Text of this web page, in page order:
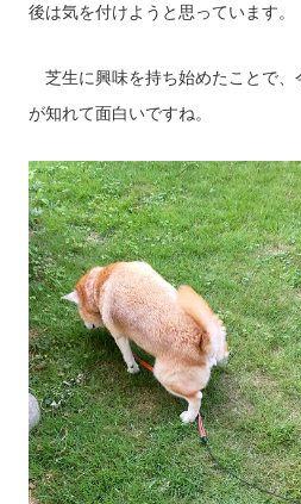
後は気を付けようと思っています。
芝生に興味を持ち始めたことで、
が知れて面白いですね。